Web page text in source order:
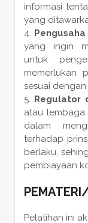
informasi
yang
yang ingin
untuk
memerlukan
sesuai dengan
Regulator
atau
dalam
terhadap
berlaku,
pembiayaan
PEMATERI
Pelatihan ini